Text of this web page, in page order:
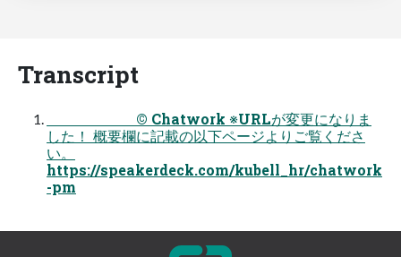
Transcript
© Chatwork ※URLが変更になりま
した！ 概要欄に記載の以下ページよりご覧くださ
い。
https://speakerdeck.com/kubell_hr/chatwork
-pm